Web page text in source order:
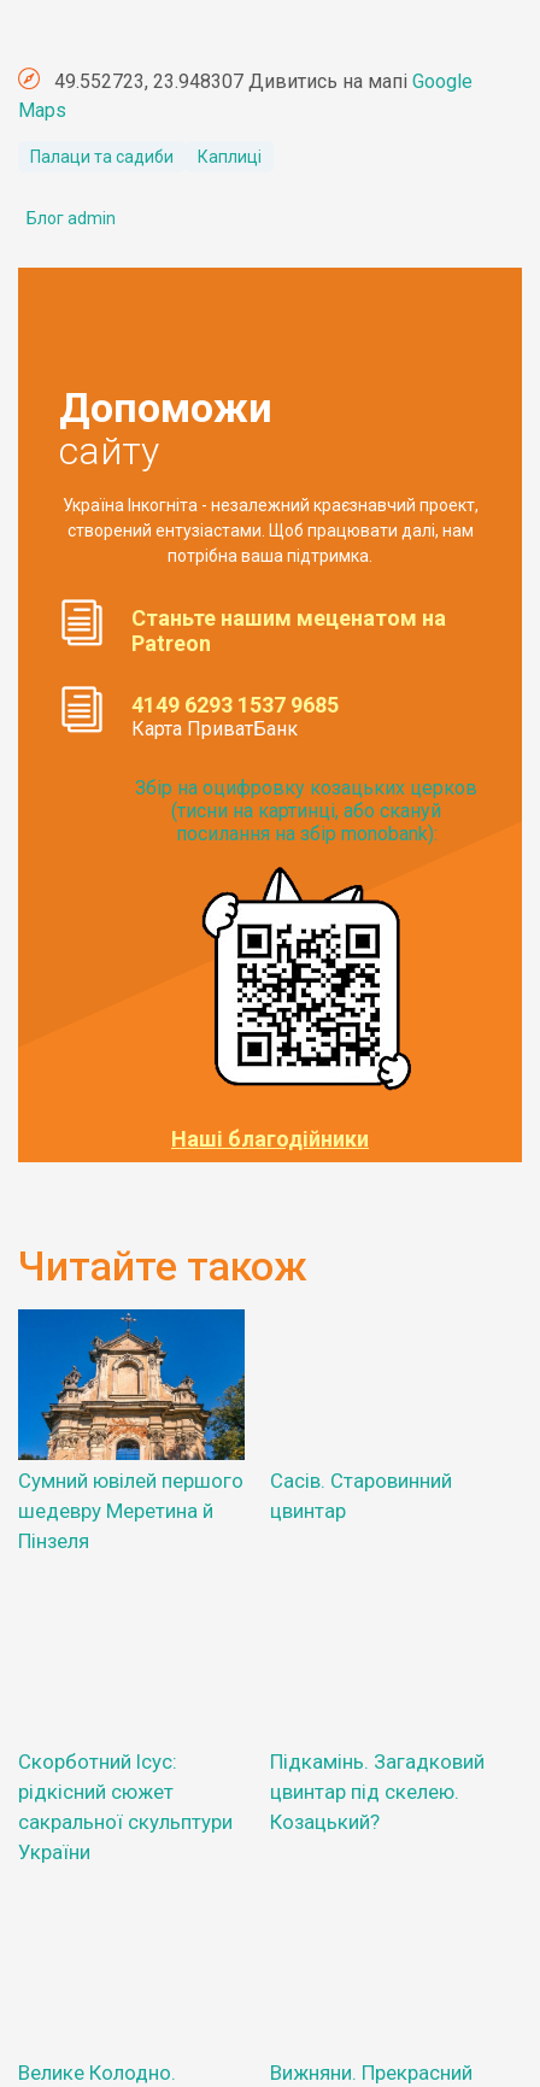
49.552723, 23.948307 Дивитись на мапі Google
Maps
Палаци та садиби Каплиці
Блог admin
Допоможи
сайту
Україна Інкогніта - незалежний краєзнавчий проект,
створений ентузіастами. Щоб працювати далі, нам
потрібна ваша підтримка.
Станьте нашим меценатом на
Patreon
4149 6293 1537 9685
Карта ПриватБанк
Збір на оцифровку козацьких церков
(тисни на картинці, або скануй
посилання на збір monobank):
Наші благодійники
Читайте також
Сумний ювілей першого
шедевру Меретина й
Пінзеля
Сасів. Старовинний
цвинтар
Скорботний Ісус:
рідкісний сюжет
сакральної скульптури
України
Підкамінь. Загадковий
цвинтар під скелею.
Козацький?
Велике Колодно.
Вижняни. Прекрасний